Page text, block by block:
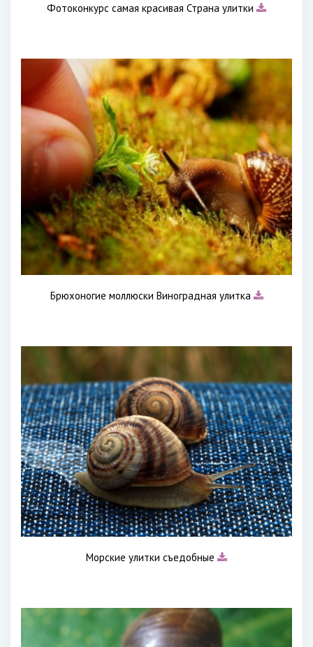
Фотоконкурс самая красивая Страна улитки
Брюхоногие моллюски Виноградная улитка
Морские улитки съедобные